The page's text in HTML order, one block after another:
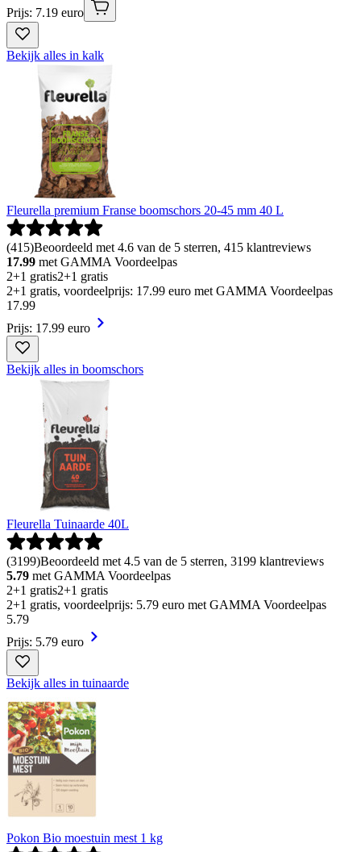
Prijs: 7.19 euro
Bekijk alles in kalk
Fleurella premium Franse boomschors 20-45 mm 40 L
(415)Beoordeeld met 4.6 van de 5 sterren, 415 klantreviews
17.99 met GAMMA Voordeelpas
2+1 gratis2+1 gratis
2+1 gratis, voordeelprijs: 17.99 euro met GAMMA Voordeelpas
17.99
Prijs: 17.99 euro
Bekijk alles in boomschors
Fleurella Tuinaarde 40L
(3199)Beoordeeld met 4.5 van de 5 sterren, 3199 klantreviews
5.79 met GAMMA Voordeelpas
2+1 gratis2+1 gratis
2+1 gratis, voordeelprijs: 5.79 euro met GAMMA Voordeelpas
5.79
Prijs: 5.79 euro
Bekijk alles in tuinaarde
Pokon Bio moestuin mest 1 kg